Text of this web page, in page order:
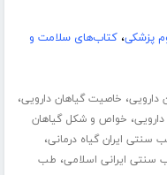
پزشکی،کتاب‌های سلامت و
دارویی، خاصیت گیاهان دارویی،
، خواص و شکل گیاهان
سنتی ایران گیاه درمانی،
سنتی ایرانی اسلامی، طب